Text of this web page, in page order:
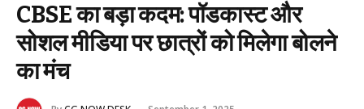
CBSE का बड़ा कदम: पॉडकास्ट और
सोशल मीडिया पर छात्रों को मिलेगा बोलने
का मंच